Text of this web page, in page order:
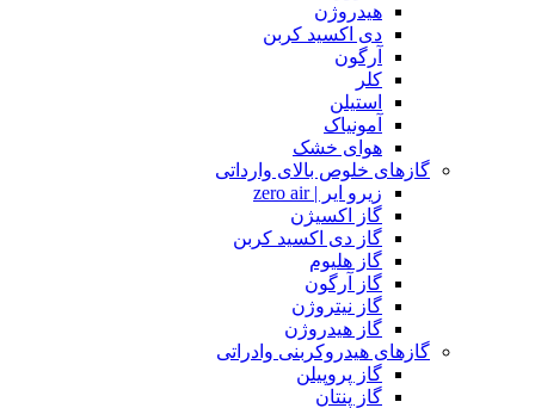
هیدروژن
دی اکسید کربن
آرگون
کلر
استیلن
آمونیاک
هوای خشک
گازهای خلوص بالای وارداتی
زیرو ایر | zero air
گاز اکسیژن
گاز دی اکسید کربن
گاز هلیوم
گاز آرگون
گاز نیتروژن
گاز هیدروژن
گازهای هیدروکربنی وادراتی
گاز پروپیلن
گاز پنتان